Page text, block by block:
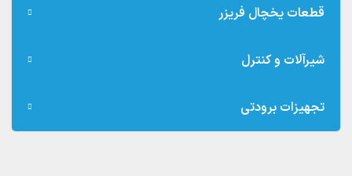
قطعات یخچال فریزر
شیرآلات و کنترل
تجهیزات برودتی